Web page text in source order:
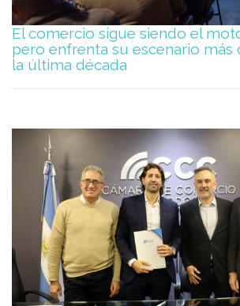
El comercio sigue siendo el
pero enfrenta su escenario más
la última década